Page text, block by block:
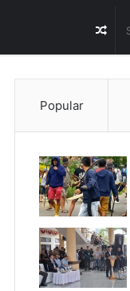
Popular